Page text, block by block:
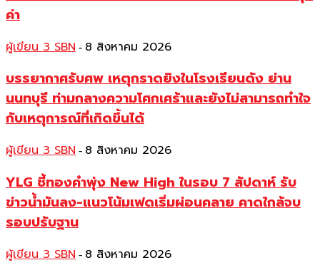
ค่า
ผู้เขียน 3 SBN - 8 สิงหาคม 2026
บรรยากาศรับศพ เหตุกราดยิงในโรงเรียนดัง ย่าน
นนทบุรี ท่ามกลางความโศกเศร้าและยังไม่สามารถทำใจ
กับเหตุการณ์ที่เกิดขึ้นได้
ผู้เขียน 3 SBN - 8 สิงหาคม 2026
YLG ชี้ทองคำพุ่ง New High ในรอบ 7 สัปดาห์ รับ
ข่าวน้ำมันลง-แนวโน้มเฟดเริ่มผ่อนคลาย คาดใกล้จบ
รอบปรับฐาน
ผู้เขียน 3 SBN - 8 สิงหาคม 2026